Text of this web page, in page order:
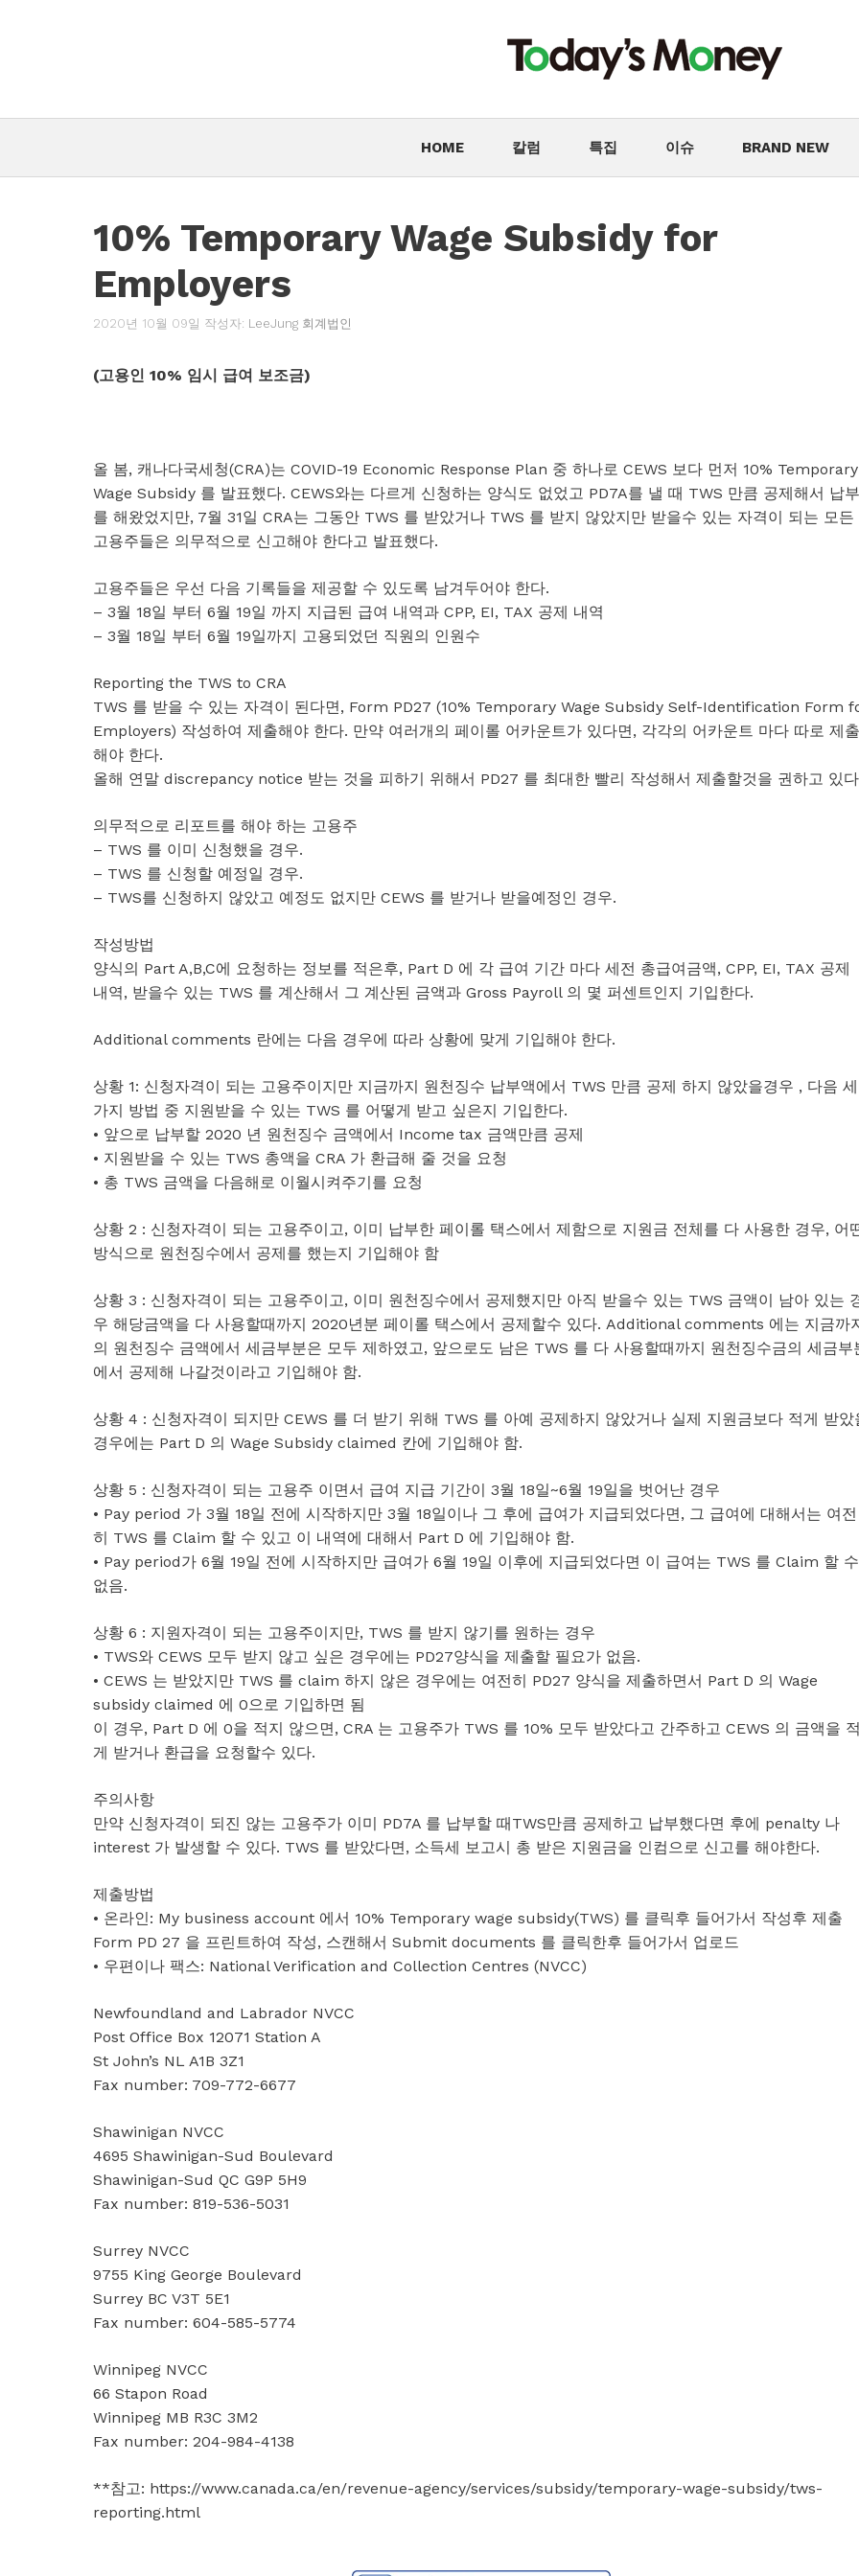
기
HOME 칼럼 특집 이슈 BRAND NEW
10% Temporary Wage Subsidy for
Employers
2020년 10월 09일 작성자: LeeJung 회계법인
(고용인 10% 임시 급여 보조금)
올 봄, 캐나다국세청(CRA)는 COVID-19 Economic Response Plan 중 하나로 CEWS 보다 먼저 10% Temporary
Wage Subsidy 를 발표했다. CEWS와는 다르게 신청하는 양식도 없었고 PD7A를 낼 때 TWS 만큼 공제해서 납부
를 해왔었지만, 7월 31일 CRA는 그동안 TWS 를 받았거나 TWS 를 받지 않았지만 받을수 있는 자격이 되는 모든
고용주들은 의무적으로 신고해야 한다고 발표했다.
고용주들은 우선 다음 기록들을 제공할 수 있도록 남겨두어야 한다.
– 3월 18일 부터 6월 19일 까지 지급된 급여 내역과 CPP, EI, TAX 공제 내역
– 3월 18일 부터 6월 19일까지 고용되었던 직원의 인원수
Reporting the TWS to CRA
TWS 를 받을 수 있는 자격이 된다면, Form PD27 (10% Temporary Wage Subsidy Self-Identification Form
Employers) 작성하여 제출해야 한다. 만약 여러개의 페이롤 어카운트가 있다면, 각각의 어카운트 마다 따로 제출
해야 한다.
올해 연말 discrepancy notice 받는 것을 피하기 위해서 PD27 를 최대한 빨리 작성해서 제출할것을 권하고 있
의무적으로 리포트를 해야 하는 고용주
– TWS 를 이미 신청했을 경우.
– TWS 를 신청할 예정일 경우.
– TWS를 신청하지 않았고 예정도 없지만 CEWS 를 받거나 받을예정인 경우.
작성방법
양식의 Part A,B,C에 요청하는 정보를 적은후, Part D 에 각 급여 기간 마다 세전 총급여금액, CPP, EI, TAX 공제
내역, 받을수 있는 TWS 를 계산해서 그 계산된 금액과 Gross Payroll 의 몇 퍼센트인지 기입한다.
Additional comments 란에는 다음 경우에 따라 상황에 맞게 기입해야 한다.
상황 1: 신청자격이 되는 고용주이지만 지금까지 원천징수 납부액에서 TWS 만큼 공제 하지 않았을경우 , 다음 세
가지 방법 중 지원받을 수 있는 TWS 를 어떻게 받고 싶은지 기입한다.
• 앞으로 납부할 2020 년 원천징수 금액에서 Income tax 금액만큼 공제
• 지원받을 수 있는 TWS 총액을 CRA 가 환급해 줄 것을 요청
• 총 TWS 금액을 다음해로 이월시켜주기를 요청
상황 2 : 신청자격이 되는 고용주이고, 이미 납부한 페이롤 택스에서 제함으로 지원금 전체를 다 사용한 경우, 어
방식으로 원천징수에서 공제를 했는지 기입해야 함
상황 3 : 신청자격이 되는 고용주이고, 이미 원천징수에서 공제했지만 아직 받을수 있는 TWS 금액이 남아 있는
우 해당금액을 다 사용할때까지 2020년분 페이롤 택스에서 공제할수 있다. Additional comments 에는 지금까
의 원천징수 금액에서 세금부분은 모두 제하였고, 앞으로도 남은 TWS 를 다 사용할때까지 원천징수금의 세금부
에서 공제해 나갈것이라고 기입해야 함.
상황 4 : 신청자격이 되지만 CEWS 를 더 받기 위해 TWS 를 아예 공제하지 않았거나 실제 지원금보다 적게 받았
경우에는 Part D 의 Wage Subsidy claimed 칸에 기입해야 함.
상황 5 : 신청자격이 되는 고용주 이면서 급여 지급 기간이 3월 18일~6월 19일을 벗어난 경우
• Pay period 가 3월 18일 전에 시작하지만 3월 18일이나 그 후에 급여가 지급되었다면, 그 급여에 대해서는 여전
히 TWS 를 Claim 할 수 있고 이 내역에 대해서 Part D 에 기입해야 함.
• Pay period가 6월 19일 전에 시작하지만 급여가 6월 19일 이후에 지급되었다면 이 급여는 TWS 를 Claim 할 수
없음.
상황 6 : 지원자격이 되는 고용주이지만, TWS 를 받지 않기를 원하는 경우
• TWS와 CEWS 모두 받지 않고 싶은 경우에는 PD27양식을 제출할 필요가 없음.
• CEWS 는 받았지만 TWS 를 claim 하지 않은 경우에는 여전히 PD27 양식을 제출하면서 Part D 의 Wage
subsidy claimed 에 0으로 기입하면 됨
이 경우, Part D 에 0을 적지 않으면, CRA 는 고용주가 TWS 를 10% 모두 받았다고 간주하고 CEWS 의 금액을 적
게 받거나 환급을 요청할수 있다.
주의사항
만약 신청자격이 되진 않는 고용주가 이미 PD7A 를 납부할 때TWS만큼 공제하고 납부했다면 후에 penalty 나
interest 가 발생할 수 있다. TWS 를 받았다면, 소득세 보고시 총 받은 지원금을 인컴으로 신고를 해야한다.
제출방법
• 온라인: My business account 에서 10% Temporary wage subsidy(TWS) 를 클릭후 들어가서 작성후 제출
Form PD 27 을 프린트하여 작성, 스캔해서 Submit documents 를 클릭한후 들어가서 업로드
• 우편이나 팩스: National Verification and Collection Centres (NVCC)
Newfoundland and Labrador NVCC
Post Office Box 12071 Station A
St John’s NL A1B 3Z1
Fax number: 709-772-6677
Shawinigan NVCC
4695 Shawinigan-Sud Boulevard
Shawinigan-Sud QC G9P 5H9
Fax number: 819-536-5031
Surrey NVCC
9755 King George Boulevard
Surrey BC V3T 5E1
Fax number: 604-585-5774
Winnipeg NVCC
66 Stapon Road
Winnipeg MB R3C 3M2
Fax number: 204-984-4138
**참고: https://www.canada.ca/en/revenue-agency/services/subsidy/temporary-wage-subsidy/tws-
reporting.html